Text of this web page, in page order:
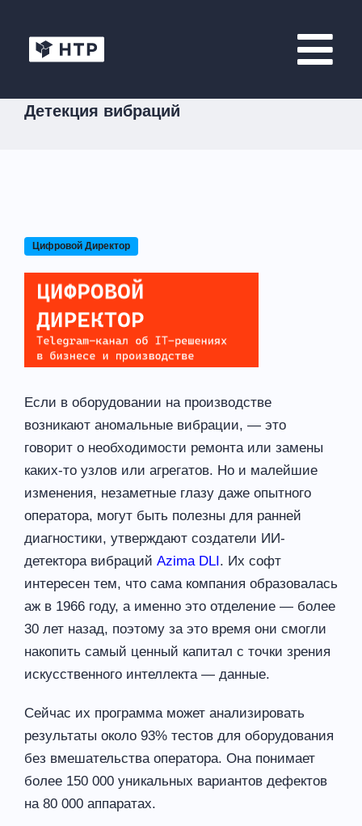
Детекция вибраций
Цифровой Директор
Если в оборудовании на производстве
возникают аномальные вибрации, — это
говорит о необходимости ремонта или замены
каких-то узлов или агрегатов. Но и малейшие
изменения, незаметные глазу даже опытного
оператора, могут быть полезны для ранней
диагностики, утверждают создатели ИИ-
детектора вибраций Azima DLI. Их софт
интересен тем, что сама компания образовалась
аж в 1966 году, а именно это отделение — более
30 лет назад, поэтому за это время они смогли
накопить самый ценный капитал с точки зрения
искусственного интеллекта — данные.
Сейчас их программа может анализировать
результаты около 93% тестов для оборудования
без вмешательства оператора. Она понимает
более 150 000 уникальных вариантов дефектов
на 80 000 аппаратах.